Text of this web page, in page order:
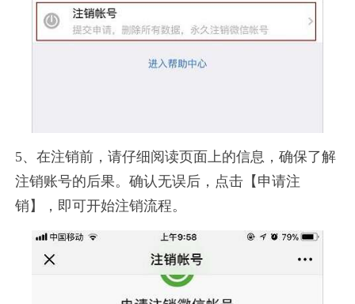
5、在注销前，请仔细阅读页面上的信息，确保了解
注销账号的后果。确认无误后，点击【申请注
销】，即可开始注销流程。